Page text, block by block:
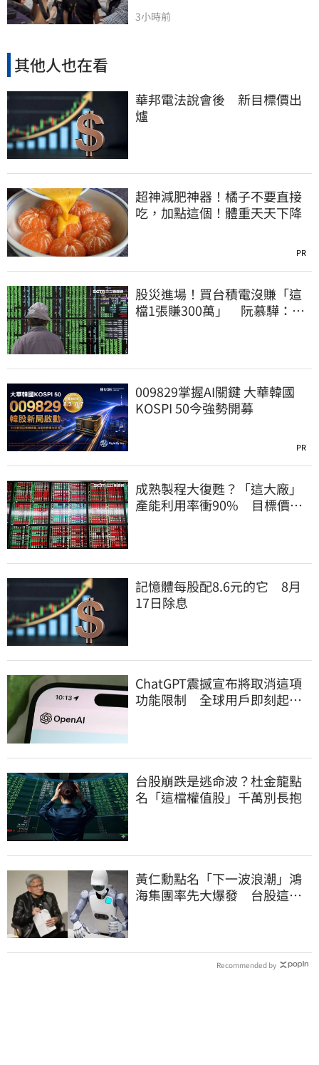
3小時前
其他人也在看
華邦電法說會後 新目標價出
爐
超神減肥神器！橘子不要直接
吃，加點這個！體重天天下降
PR
股災進場！買台積電沒賺「這
檔1張賺300萬」 阮慕驊：別
009829掌握AI關鍵 大華韓國
KOSPI 50今強勢開募
PR
成熟製程大復甦？「這大廠」
產能利用率衝90% 目標價上
記憶體每股配8.6元的它 8月
17日除息
ChatGPT震撼宣布將取消這項
功能限制 全球用戶即刻起
台股崩跌是逃命波？杜金龍點
名「這檔權值股」千萬別長抱
黃仁勳點名「下一波浪潮」鴻
海集團率先大爆發 台股這族
Recommended by